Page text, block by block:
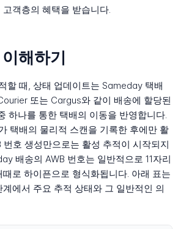
객층의 혜택을 받습니다.
해하기
할 때, 상태 업데이트는 Sameday 택배
또는 Cargus와 같이 배송에 할당된
하나를 통한 택배의 이동을 반영합니다.
택배의 물리적 스캔을 기록한 후에만 활
번호 생성만으로는 활성 추적이 시작되지
배송의 AWB 번호는 일반적으로 11자리
로 하이픈으로 형식화됩니다. 아래 표는
에서 주요 추적 상태와 그 일반적인 의